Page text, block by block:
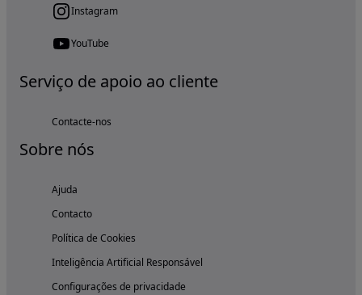
Instagram
YouTube
Serviço de apoio ao cliente
Contacte-nos
Sobre nós
Ajuda
Contacto
Política de Cookies
Inteligência Artificial Responsável
Configurações de privacidade